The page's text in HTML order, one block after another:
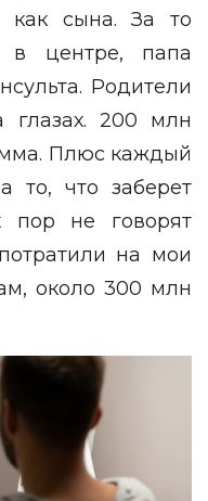
как сына. За то
в центре, папа
Родители
глазах. 200 млн
Плюс каждый
то, что заберет
пор не говорят
на мои
около 300 млн